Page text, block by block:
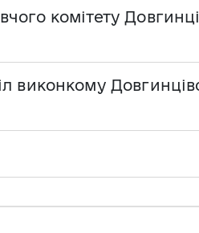
комітету
виконкому